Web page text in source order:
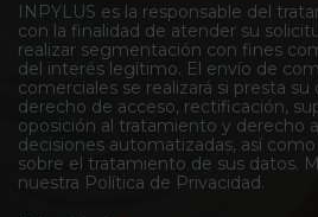
INPYLUS es la responsable del
con la finalidad de atender su
realizar segmentación con fines
del interés legítimo. El envío de
comerciales se realizará si presta
derecho de acceso, rectificación,
oposición al tratamiento y derecho
decisiones automatizadas, así
sobre el tratamiento de sus datos.
nuestra Política de Privacidad.